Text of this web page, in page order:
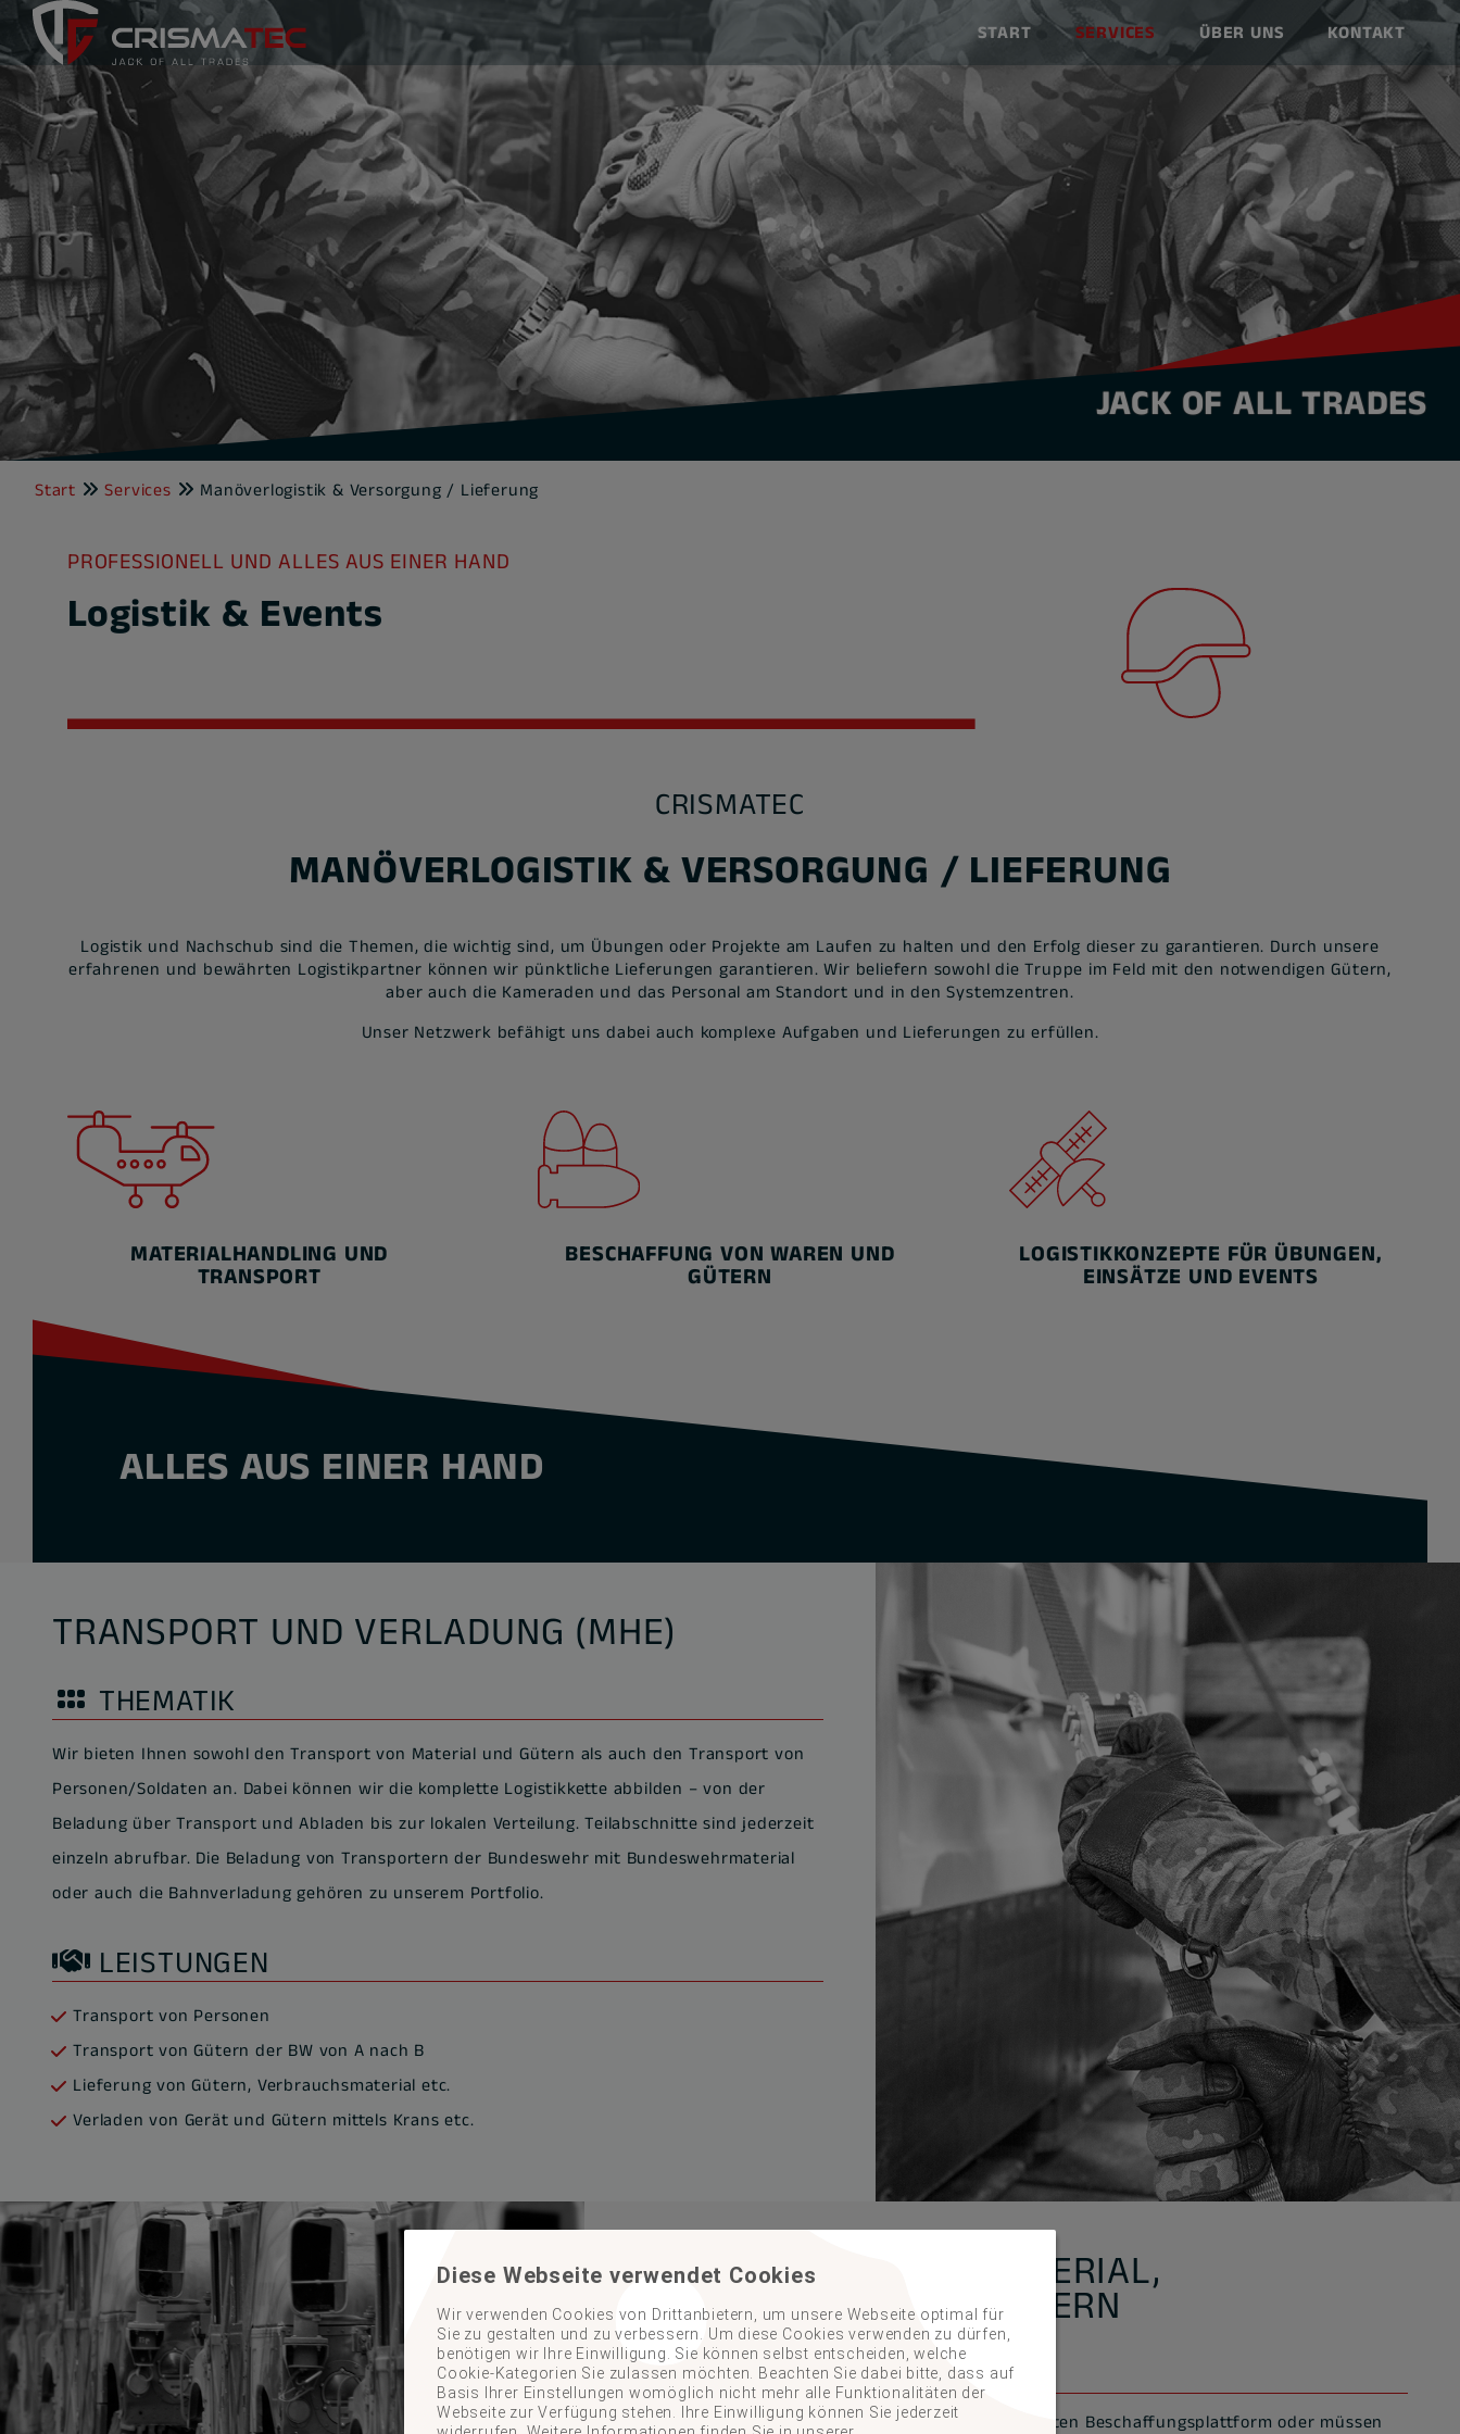
START SERVICES ÜBER UNS KONTAKT
JACK OF ALL TRADES
Start Services Manöverlogistik & Versorgung / Lieferung
PROFESSIONELL UND ALLES AUS EINER HAND
Logistik & Events
CRISMATEC
MANÖVERLOGISTIK & VERSORGUNG / LIEFERUNG
Logistik und Nachschub sind die Themen, die wichtig sind, um Übungen oder Projekte am Laufen zu halten und den Erfolg dieser zu garantieren. Durch unsere
erfahrenen und bewährten Logistikpartner können wir pünktliche Lieferungen garantieren. Wir beliefern sowohl die Truppe im Feld mit den notwendigen Gütern,
aber auch die Kameraden und das Personal am Standort und in den Systemzentren.
Unser Netzwerk befähigt uns dabei auch komplexe Aufgaben und Lieferungen zu erfüllen.
MATERIALHANDLING UND
TRANSPORT
BESCHAFFUNG VON WAREN UND
GÜTERN
LOGISTIKKONZEPTE FÜR ÜBUNGEN,
EINSÄTZE UND EVENTS
ALLES AUS EINER HAND
TRANSPORT UND VERLADUNG (MHE)
THEMATIK
Wir bieten Ihnen sowohl den Transport von Material und Gütern als auch den Transport von
Personen/Soldaten an. Dabei können wir die komplette Logistikkette abbilden – von der
Beladung über Transport und Abladen bis zur lokalen Verteilung. Teilabschnitte sind jederzeit
einzeln abrufbar. Die Beladung von Transportern der Bundeswehr mit Bundeswehrmaterial
oder auch die Bahnverladung gehören zu unserem Portfolio.
LEISTUNGEN
Transport von Personen
Transport von Gütern der BW von A nach B
Lieferung von Gütern, Verbrauchsmaterial etc.
Verladen von Gerät und Gütern mittels Krans etc.
BESCHAFFUNG VON MATERIAL,
ERSATZTEILEN UND GÜTERN
THEMATIK
Sie benötigen Güter oder Artikel aus einer bestimmten Beschaffungsplattform oder müssen
Diese Webseite verwendet Cookies
Wir verwenden Cookies von Drittanbietern, um unsere Webseite optimal für
Sie zu gestalten und zu verbessern. Um diese Cookies verwenden zu dürfen,
benötigen wir Ihre Einwilligung. Sie können selbst entscheiden, welche
Cookie-Kategorien Sie zulassen möchten. Beachten Sie dabei bitte, dass auf
Basis Ihrer Einstellungen womöglich nicht mehr alle Funktionalitäten der
Webseite zur Verfügung stehen. Ihre Einwilligung können Sie jederzeit